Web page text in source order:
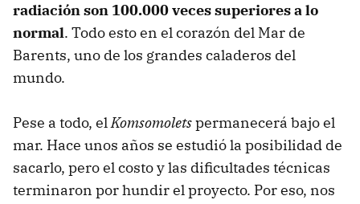
radiación son 100.000 veces superiores a lo
normal. Todo esto en el corazón del Mar de
Barents, uno de los grandes caladeros del
mundo.
Pese a todo, elKomsomoletspermanecerá bajo el
mar. Hace unos años se estudió la posibilidad de
sacarlo, pero el costo y las dificultades técnicas
terminaron por hundir el proyecto. Por eso, nos